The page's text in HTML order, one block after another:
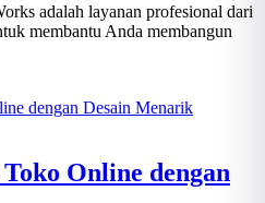
adalah layanan profesional dari
membantu Anda membangun
Online dengan